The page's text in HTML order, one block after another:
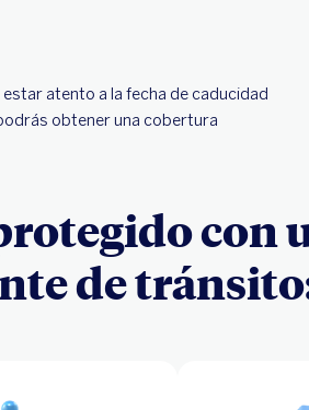
atento a la fecha de caducidad
obtener una cobertura
con
de